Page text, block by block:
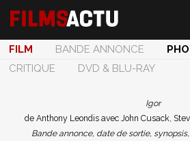
FILM BANDE ANNONCE
CRITIQUE
DVD & BLU-RAY
Igor
de Anthony Leondis avec John Cusack,
Bande annonce, date de sortie,